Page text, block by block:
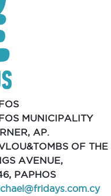
MUNICIPALITY
AP.
OF THE
AVENUE,
PAPHOS